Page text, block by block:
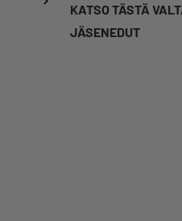
KATSO TÄSTÄ
JÄSENEDUT